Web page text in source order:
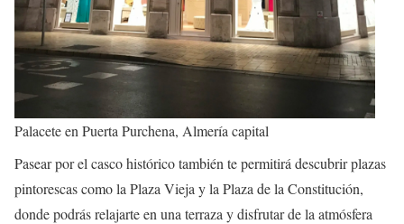
Palacete en Puerta Purchena, Almería capital
Pasear por el casco histórico también te permitirá descubrir plazas
pintorescas como la Plaza Vieja y la Plaza de la Constitución,
donde podrás relajarte en una terraza y disfrutar de la atmósfera